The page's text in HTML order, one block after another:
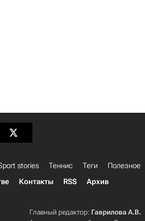
stories Теннис Теги
Полезное
Контакты RSS Архив
Главный редактор: Гаврилова А.В.